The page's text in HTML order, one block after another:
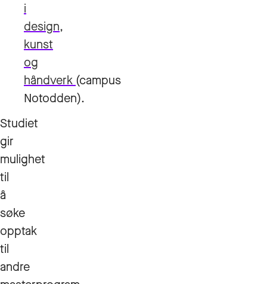
i
design,
kunst
og
håndverk (campus
Notodden).
Studiet
gir
mulighet
til
å
søke
opptak
til
andre